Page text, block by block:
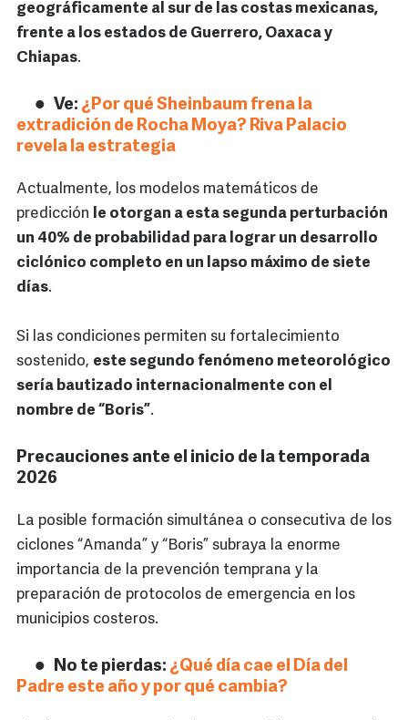
geográficamente al sur de las costas mexicanas,
frente a los estados de Guerrero, Oaxaca y
Chiapas.
Ve: ¿Por qué Sheinbaum frena la
extradición de Rocha Moya? Riva Palacio
revela la estrategia
Actualmente, los modelos matemáticos de
predicción le otorgan a esta segunda perturbación
un 40% de probabilidad para lograr un desarrollo
ciclónico completo en un lapso máximo de siete
días.
Si las condiciones permiten su fortalecimiento
sostenido, este segundo fenómeno meteorológico
sería bautizado internacionalmente con el
nombre de “Boris”.
Precauciones ante el inicio de la temporada
2026
La posible formación simultánea o consecutiva de los
ciclones “Amanda” y “Boris” subraya la enorme
importancia de la prevención temprana y la
preparación de protocolos de emergencia en los
municipios costeros.
No te pierdas: ¿Qué día cae el Día del
Padre este año y por qué cambia?